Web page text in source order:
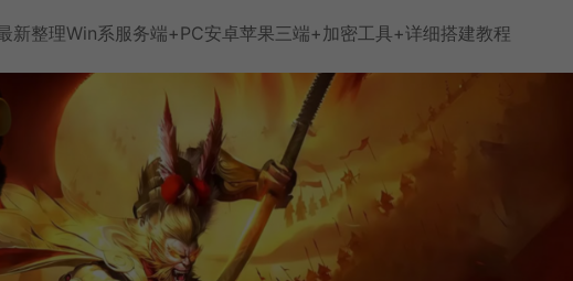
新整理Win系服务端+PC安卓苹果三端+加密工具+详细搭建教程